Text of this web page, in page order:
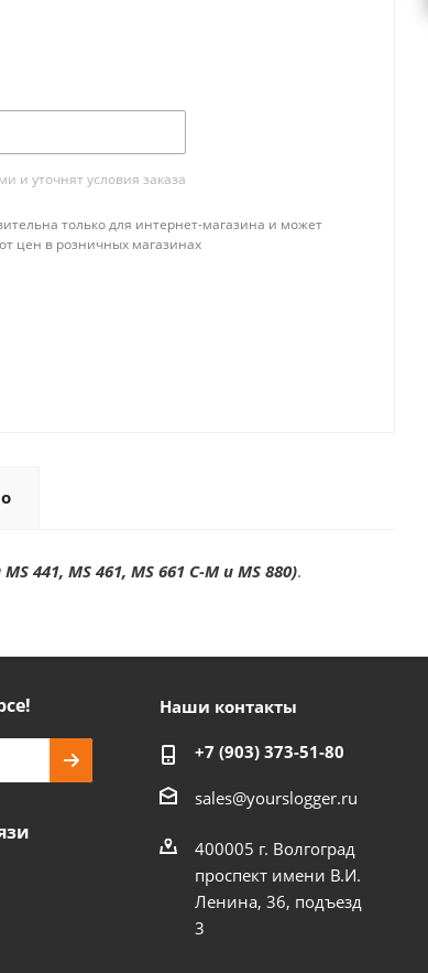
и уточнят условия заказа
только для интернет-магазина и может
цен в розничных магазинах
441, MS 461, MS 661 C-M и MS 880).
Наши контакты
+7 (903) 373-51-80
sales@yourslogger.ru
400005 г. Волгоград
проспект имени В.И.
Ленина, 36, подъезд
3